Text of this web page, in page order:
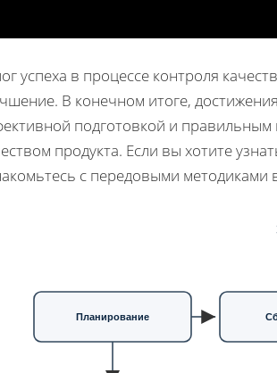
успеха в процессе контроля
В конечном итоге,
подготовкой и
продукта. Если вы хотите
с передовыми методиками
Планирование